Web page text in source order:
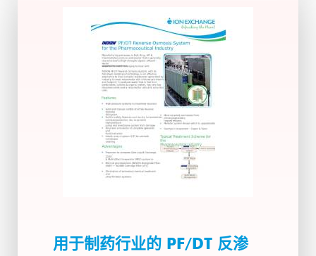
用于制药行业的 PF/DT 反渗